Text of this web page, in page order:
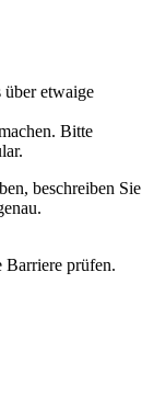
etwaige
Bitte
beschreiben Sie
prüfen.